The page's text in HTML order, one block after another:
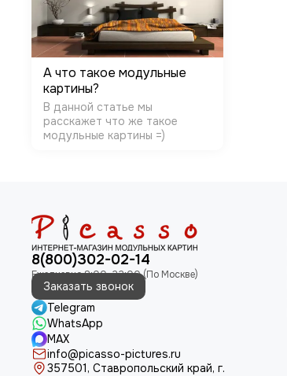
А что такое модульные
картины?
В данной статье мы
расскажет что же такое
модульные картины =)
8(800)302-02-14
Заказать звонок
Telegram
WhatsApp
MAX
info@picasso-pictures.ru
357501, Ставропольский край, г.